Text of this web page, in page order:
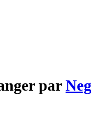
par